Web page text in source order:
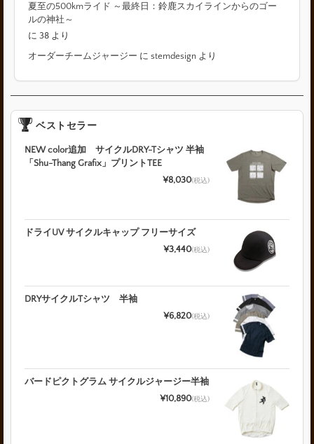
夏至の500kmライド ～最終日：鈴鹿スカイラインからのゴー
ルの神社～
に38 より
オーダーチームジャージー にstemdesign より
ベストセラー
NEW color追加 サイクルDRY-Tシャツ 半袖
「Shu-Thang Grafix」プリントTEE
¥8,030(税込)
ドライUV サイクルキャップ フリーサイズ
¥3,440(税込)
DRYサイクルTシャツ 半袖
¥6,820(税込)
バードピクトグラム サイクルジャージー半袖
¥10,890(税込)